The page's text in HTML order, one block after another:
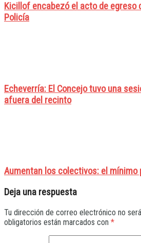
Kicillof encabezó el acto de egreso
Policía
Echeverría: El Concejo tuvo una
afuera del recinto
Aumentan los colectivos: el mínimo
Deja una respuesta
Tu dirección de correo electrónico no
obligatorios están marcados con *